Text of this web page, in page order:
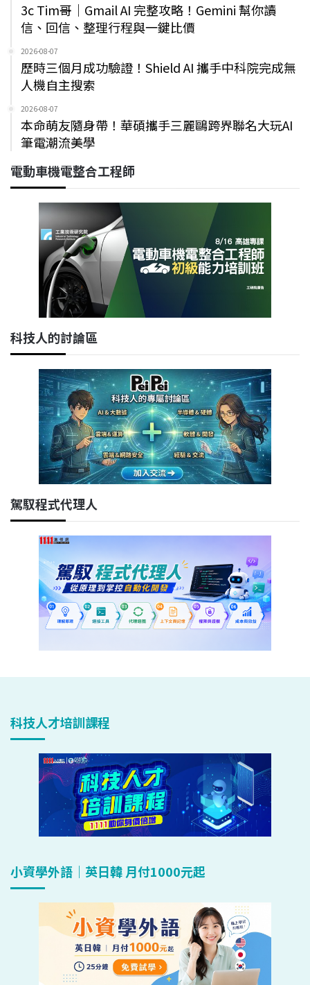
3c Tim哥｜Gmail AI 完整攻略！Gemini 幫你讀
信、回信、整理行程與一鍵比價
2026-08-07
歷時三個月成功驗證！Shield AI 攜手中科院完成無
人機自主搜索
2026-08-07
本命萌友隨身帶！華碩攜手三麗鷗跨界聯名大玩AI
筆電潮流美學
電動車機電整合工程師
科技人的討論區
駕馭程式代理人
科技人才培訓課程
小資學外語｜英日韓 月付1000元起